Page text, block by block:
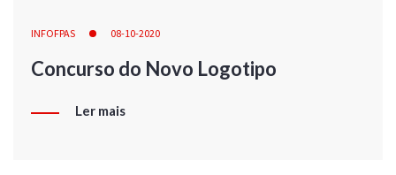
INFOFPAS 08-10-2020
Concurso do Novo Logotipo
Ler mais